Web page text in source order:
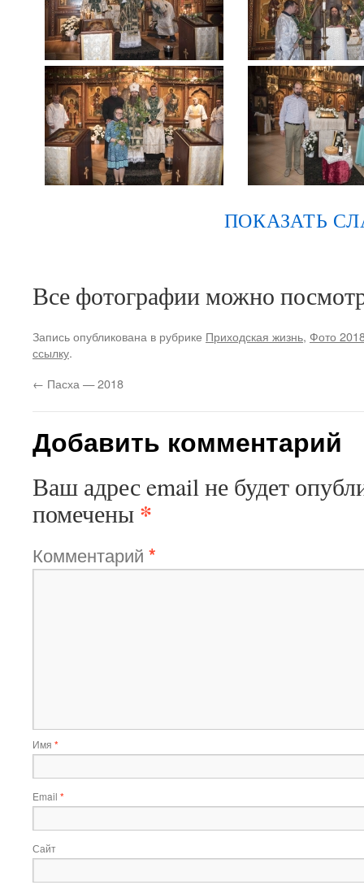
ПОКАЗАТЬ
Все фотографии можно
Запись опубликована в рубрике Приходская жизнь, Фото
ссылку.
← Пасха — 2018
Добавить комментарий
Ваш адрес email не будет
помечены *
Комментарий *
Имя *
Email *
Сайт